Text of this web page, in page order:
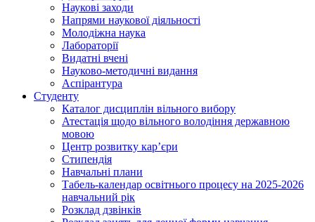
Наукові заходи
Напрями наукової діяльності
Молодіжна наука
Лабораторії
Видатні вчені
Науково-методичні видання
Аспірантура
Студенту
Каталог дисциплін вільного вибору
Атестація щодо вільного володіння державною
мовою
Центр розвитку кар’єри
Стипендія
Навчальні плани
Табель-календар освітнього процесу на 2025-2026
навчальний рік
Розклад дзвінків